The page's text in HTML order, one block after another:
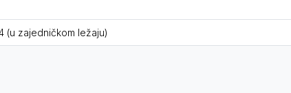
(u zajedničkom ležaju)